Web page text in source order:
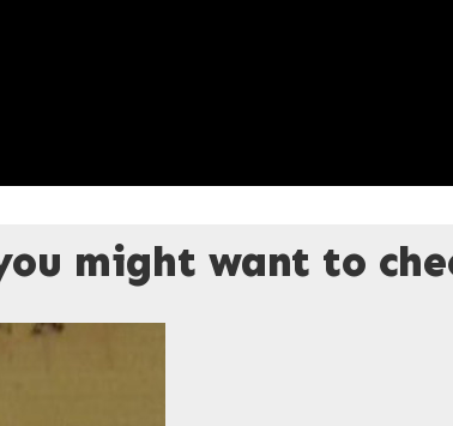
might want to